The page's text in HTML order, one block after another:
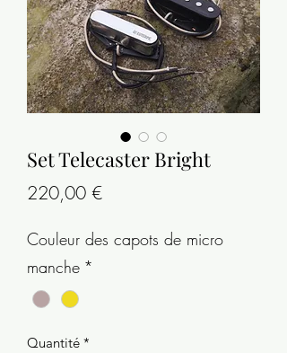
Set Telecaster Bright
220,00 €Prix
Couleur des capots de micro
manche *
Quantité *